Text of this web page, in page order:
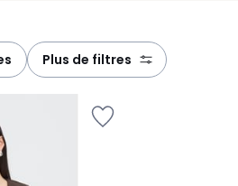
plus de filtres